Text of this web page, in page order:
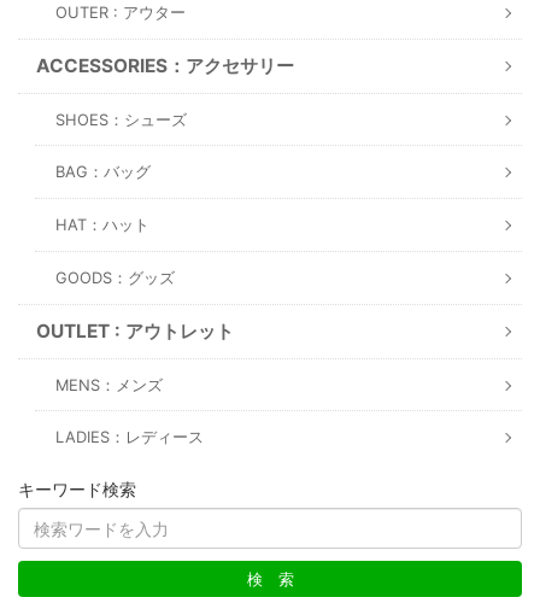
OUTER : アウター
ACCESSORIES：アクセサリー
SHOES：シューズ
BAG：バッグ
HAT：ハット
GOODS：グッズ
OUTLET : アウトレット
MENS：メンズ
LADIES：レディース
キーワード検索